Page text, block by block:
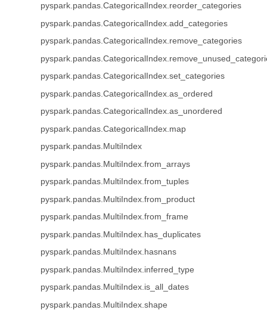
pyspark.pandas.CategoricalIndex.reorder_categories
pyspark.pandas.CategoricalIndex.add_categories
pyspark.pandas.CategoricalIndex.remove_categories
pyspark.pandas.CategoricalIndex.set_categories
pyspark.pandas.CategoricalIndex.as_ordered
pyspark.pandas.CategoricalIndex.as_unordered
pyspark.pandas.CategoricalIndex.map
pyspark.pandas.MultiIndex
pyspark.pandas.MultiIndex.from_arrays
pyspark.pandas.MultiIndex.from_tuples
pyspark.pandas.MultiIndex.from_product
pyspark.pandas.MultiIndex.from_frame
pyspark.pandas.MultiIndex.has_duplicates
pyspark.pandas.MultiIndex.hasnans
pyspark.pandas.MultiIndex.inferred_type
pyspark.pandas.MultiIndex.is_all_dates
pyspark.pandas.MultiIndex.shape